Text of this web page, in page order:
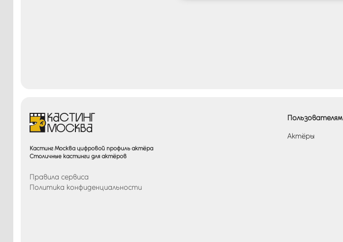
Кастинг Москва цифровой профиль актёра
Столичные кастинги для актёров
Правила сервиса
Политика конфиденциальности
Пользователям
Актёры